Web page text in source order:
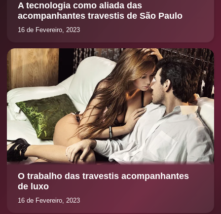
A tecnologia como aliada das
acompanhantes travestis de São Paulo
16 de Fevereiro, 2023
O trabalho das travestis acompanhantes
de luxo
16 de Fevereiro, 2023